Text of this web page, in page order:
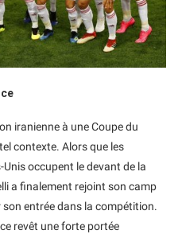
iranienne à une Coupe du
contexte. Alors que les
occupent le devant de la
a finalement rejoint son camp
entrée dans la compétition.
revêt une forte portée